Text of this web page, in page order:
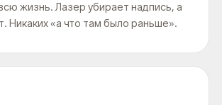
жизнь. Лазер убирает надпись, а
Никаких «а что там было раньше».